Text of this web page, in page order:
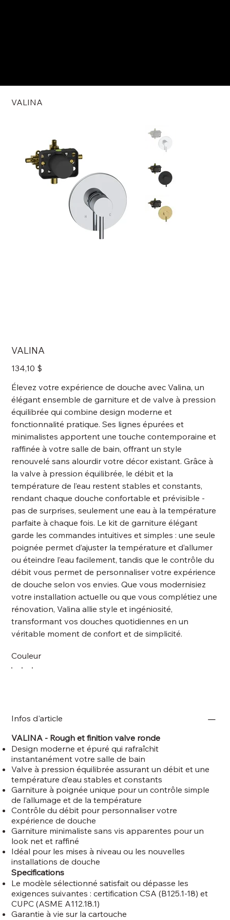
VALINA
VALINA
Prix
134,10 $
Élevez votre expérience de douche avec Valina, un
élégant ensemble de garniture et de valve à pression
équilibrée qui combine design moderne et
fonctionnalité pratique. Ses lignes épurées et
minimalistes apportent une touche contemporaine et
raffinée à votre salle de bain, offrant un style
renouvelé sans alourdir votre décor existant. Grâce à
la valve à pression équilibrée, le débit et la
température de l’eau restent stables et constants,
rendant chaque douche confortable et prévisible -
pas de surprises, seulement une eau à la température
parfaite à chaque fois. Le kit de garniture élégant
garde les commandes intuitives et simples : une seule
poignée permet d’ajuster la température et d’allumer
ou éteindre l’eau facilement, tandis que le contrôle du
débit vous permet de personnaliser votre expérience
de douche selon vos envies. Que vous modernisiez
votre installation actuelle ou que vous complétiez une
rénovation, Valina allie style et ingéniosité,
transformant vos douches quotidiennes en un
véritable moment de confort et de simplicité.
Couleur
Infos d'article
VALINA - Rough et finition valve ronde
Design moderne et épuré qui rafraîchit
instantanément votre salle de bain
Valve à pression équilibrée assurant un débit et une
température d’eau stables et constants
Garniture à poignée unique pour un contrôle simple
de l’allumage et de la température
Contrôle du débit pour personnaliser votre
expérience de douche
Garniture minimaliste sans vis apparentes pour un
look net et raffiné
Idéal pour les mises à niveau ou les nouvelles
installations de douche
Specifications
Le modèle sélectionné satisfait ou dépasse les
exigences suivantes : certification CSA (B125.1-18) et
CUPC (ASME A112.18.1)
Garantie à vie sur la cartouche